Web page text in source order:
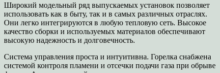
Широкий модельный ряд выпускаемых установок позволяет
использовать как в быту, так и в самых различных отраслях.
Они легко интегрируются в любую тепловую сеть. Высокое
качество сборки и используемых материалов обеспечивают
высокую надежность и долговечность.
Система управления проста и интуитивна. Горелка снабжена
системой контроля пламени и отсечки подачи газа при обрыве